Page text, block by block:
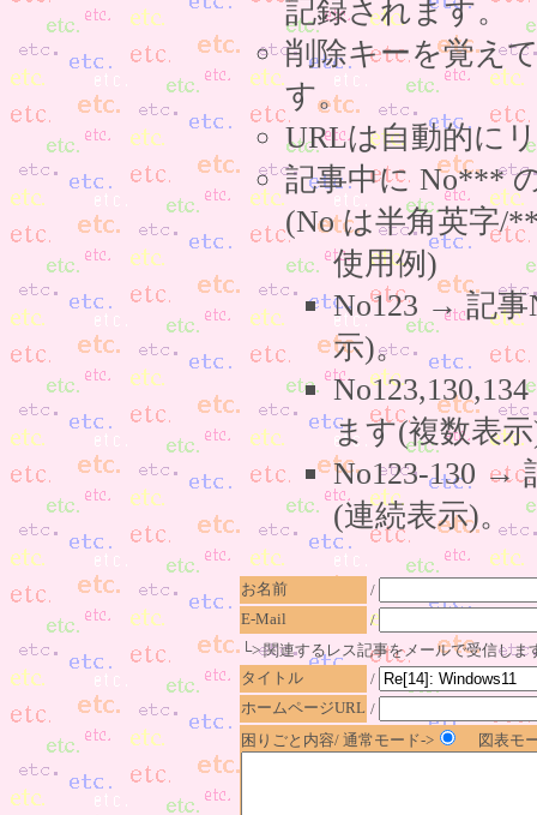
記録されます。
削除キーを覚え
す。
URLは自動的に
記事中に No***
(No は半角英字/
使用例)
No123 → 記事
示)。
ます(複数表
No123-130 →
(連続表示)。
お名前
/
E-Mail
/
└> 関連するレス記事をメールで受信しま
タイトル
/
ホームページURL /
困りごと内容/ 通常モード->
図表モ